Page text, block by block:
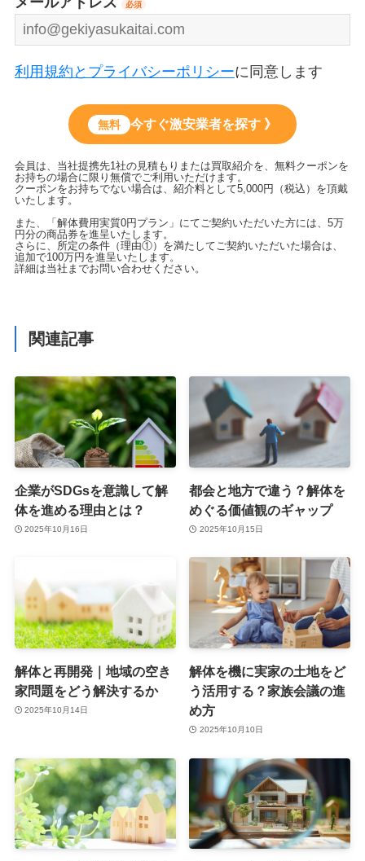
必須
利用規約とプライバシーポリシーに同意します
無料 今すぐ激安業者を探す 》
会員は、当社提携先1社の見積もりまたは買取紹介を、無料クーポンを
お持ちの場合に限り無償でご利用いただけます。
クーポンをお持ちでない場合は、紹介料として5,000円（税込）を頂戴
いたします。
また、「解体費用実質0円プラン」にてご契約いただいた方には、5万
円分の商品券を進呈いたします。
さらに、所定の条件（理由①）を満たしてご契約いただいた場合は、
追加で100万円を進呈いたします。
詳細は当社までお問い合わせください。
関連記事
企業がSDGsを意識して解
体を進める理由とは？
2025年10月16日
都会と地方で違う？解体を
めぐる価値観のギャップ
2025年10月15日
解体と再開発｜地域の空き
家問題をどう解決するか
2025年10月14日
解体を機に実家の土地をど
う活用する？家族会議の進
め方
2025年10月10日